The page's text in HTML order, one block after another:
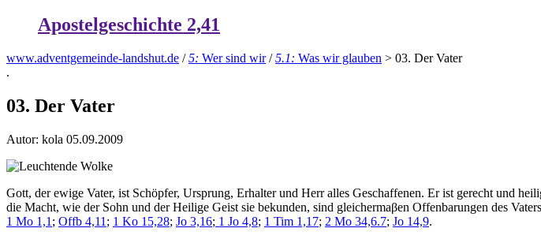
Apostelgeschichte 2,41
www.adventgemeinde-landshut.de /5: Wer sind wir /5.1: Was wir glauben > 03. Der Vater
.
03. Der Vater
Autor: kola 05.09.2009
Gott, der ewige Vater, ist Schöpfer, Ursprung, Erhalter und Herr alles Geschaffenen. Er ist gerecht und
die Macht, wie der Sohn und der Heilige Geist sie bekunden, sind gleichermaβen Offenbarungen des
1 Mo 1,1 ; Offb 4,11 ; 1 Ko 15,28; Jo 3,16; 1 Jo 4,8; 1 Tim 1,17; 2 Mo 34,6.7; Jo 14,9.